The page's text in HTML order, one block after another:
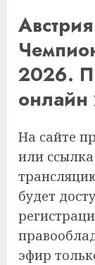
2026.
На сайте
или
будет
эфир